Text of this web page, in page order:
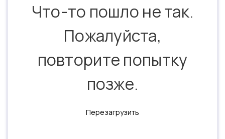
Что-то пошло не так.
Пожалуйста,
повторите попытку
позже.
Перезагрузить